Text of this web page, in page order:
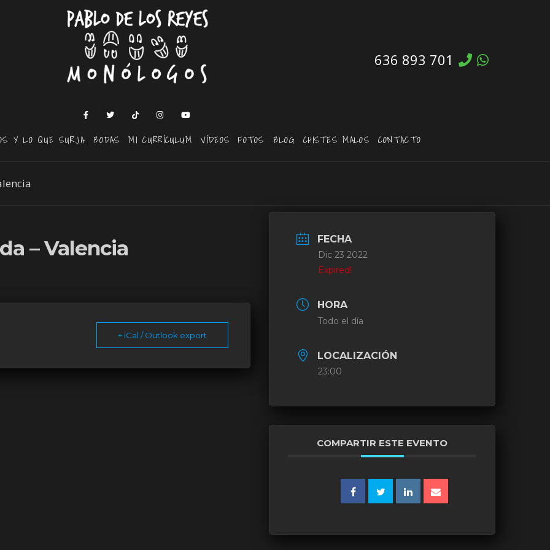
636 893 701
Y LO QUE SURJA BODAS MI CURRÍCULUM VÍDEOS FOTOS BLOG CHISTES MALOS CONTACTO
– Valencia
+ iCal / Outlook export
FECHA
Dic 23 2022
Expired!
HORA
Todo el día
LOCALIZACIÓN
23:00
COMPARTIR ESTE EVENTO